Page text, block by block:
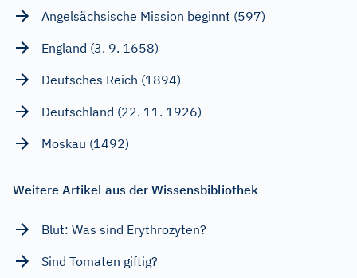
Angelsächsische Mission beginnt (597)
England (3. 9. 1658)
Deutsches Reich (1894)
Deutschland (22. 11. 1926)
Moskau (1492)
Weitere Artikel aus der Wissensbibliothek
Blut: Was sind Erythrozyten?
Sind Tomaten giftig?